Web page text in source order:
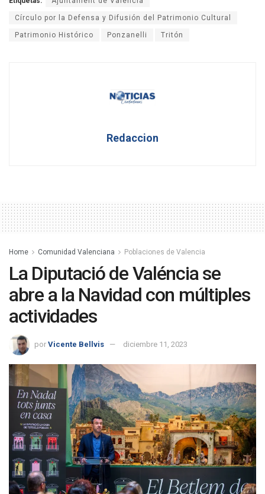
Círculo por la Defensa y Difusión del Patrimonio Cultural
Patrimonio Histórico Ponzanelli Tritón
Redaccion
Home Comunidad Valenciana Poblaciones de Valencia
La Diputació de Valéncia se
abre a la Navidad con múltiples
actividades
por Vicente Bellvis diciembre 11, 2023